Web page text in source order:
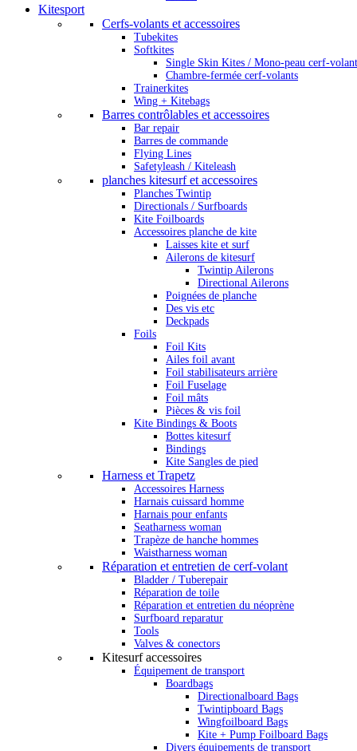
Kitesport
Cerfs-volants et accessoires
Tubekites
Softkites
Single Skin Kites / Mono-peau cerf-
Chambre-fermée cerf-volants
Trainerkites
Wing + Kitebags
Barres contrôlables et accessoires
Bar repair
Barres de commande
Flying Lines
Safetyleash / Kiteleash
planches kitesurf et accessoires
Planches Twintip
Directionals / Surfboards
Kite Foilboards
Accessoires planche de kite
Laisses kite et surf
Ailerons de kitesurf
Twintip Ailerons
Directional Ailerons
Poignées de planche
Des vis etc
Deckpads
Foils
Foil Kits
Ailes foil avant
Foil stabilisateurs arrière
Foil Fuselage
Foil mâts
Pièces & vis foil
Kite Bindings & Boots
Bottes kitesurf
Bindings
Kite Sangles de pied
Harness et Trapetz
Accessoires Harness
Harnais cuissard homme
Harnais pour enfants
Seatharness woman
Trapèze de hanche hommes
Waistharness woman
Réparation et entretien de cerf-volant
Bladder / Tuberepair
Réparation de toile
Réparation et entretien du néoprène
Surfboard reparatur
Tools
Valves & conectors
Kitesurf accessoires
Équipement de transport
Boardbags
Directionalboard Bags
Twintipboard Bags
Wingfoilboard Bags
Kite + Pump Foilboard Bags
Divers équipements de transport